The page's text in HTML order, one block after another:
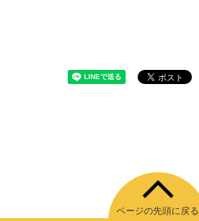
ページの先頭に戻る